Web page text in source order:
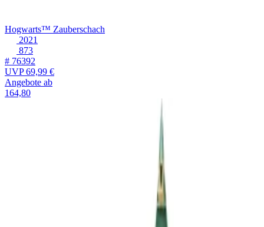
Hogwarts™ Zauberschach
2021
873
# 76392
UVP69,99 €
Angebote ab
164,80